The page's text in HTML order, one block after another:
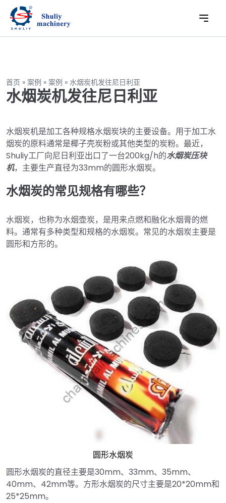
首页 » 案例 » 案例 » 水烟炭机发往尼日利亚
水烟炭机发往尼日利亚
水烟炭机是加工各种规格水烟炭块的主要设备。用于加工水
烟炭的原料通常是椰子壳炭粉或其他类型的炭粉。最近，
Shuliy工厂向尼日利亚出口了一台200kg/h的水烟炭压块
机，主要生产直径为33mm的圆形水烟炭。
水烟炭的常见规格有哪些？
水烟炭，也称为水烟壶炭，是用来点燃和融化水烟膏的燃
料。通常有多种类型和规格的水烟炭。常见的水烟炭主要是
圆形和方形的。
圆形水烟炭
圆形水烟炭的直径主要是30mm、33mm、35mm、
40mm、42mm等。方形水烟炭的尺寸主要是20*20mm和
25*25mm。